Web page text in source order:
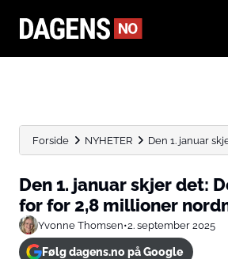
Forside NYHETER Den 1. januar
Den 1. januar skjer det:
for for 2,8 millioner
Yvonne Thomsen•2. september 2025
Følg dagens.no på Google